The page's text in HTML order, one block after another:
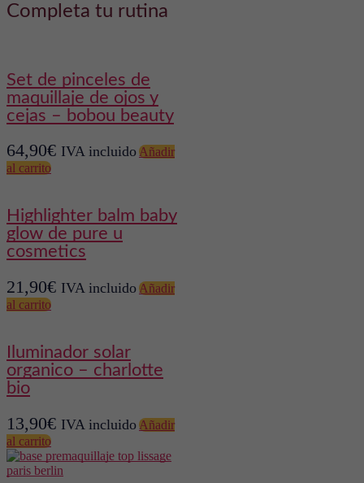
Completa tu rutina
set de pinceles de
maquillaje de ojos y
cejas – bobou beauty
64,90€ IVA incluidoAñadir
al carrito
highlighter balm baby
glow de pure u
cosmetics
21,90€ IVA incluidoAñadir
al carrito
organico – charlotte
bio
13,90€ IVA incluidoAñadir
al carrito